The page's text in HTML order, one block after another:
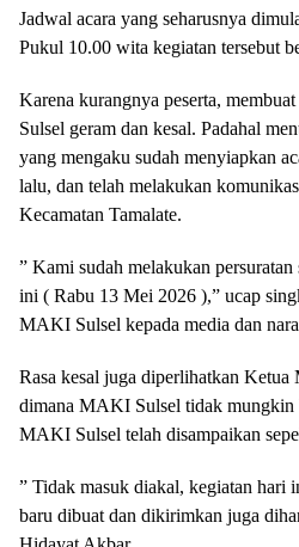
Jadwal acara yang seharusnya
Pukul 10.00 wita kegiatan tersebut
Karena kurangnya peserta,
Sulsel geram dan kesal. Padahal
yang mengaku sudah menyiapkan
lalu, dan telah melakukan
Kecamatan Tamalate.
” Kami sudah melakukan
ini ( Rabu 13 Mei 2026 ),” ucap
MAKI Sulsel kepada media dan
Rasa kesal juga diperlihatkan
dimana MAKI Sulsel tidak mungkin
MAKI Sulsel telah disampaikan
” Tidak masuk diakal, kegiatan hari
baru dibuat dan dikirimkan juga